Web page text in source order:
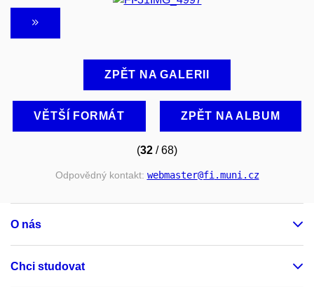
ZPĚT NA GALERII
VĚTŠÍ FORMÁT ZPĚT NA ALBUM
(32 / 68)
Odpovědný kontakt: webmaster@fi.muni.cz
O nás
Chci studovat